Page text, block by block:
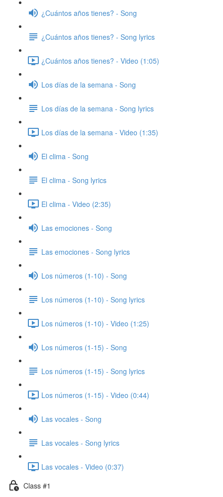
¿Cuántos años tienes? - Song
¿Cuántos años tienes? - Song lyrics
¿Cuántos años tienes? - Video (1:05)
Los días de la semana - Song
Los días de la semana - Song lyrics
Los días de la semana - Video (1:35)
El clima - Song
El clima - Song lyrics
El clima - Video (2:35)
Las emociones - Song
Las emociones - Song lyrics
Los números (1-10) - Song
Los números (1-10) - Song lyrics
Los números (1-10) - Video (1:25)
Los números (1-15) - Song
Los números (1-15) - Song lyrics
Los números (1-15) - Video (0:44)
Las vocales - Song
Las vocales - Song lyrics
Las vocales - Video (0:37)
Class #1